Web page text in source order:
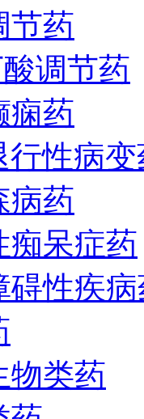
节药
调节药
痫药
行性病
病药
痴呆症药
碍性疾
物类药